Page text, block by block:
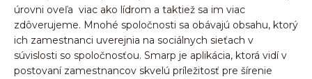
úrovni oveľa viac ako lídrom a taktiež sa im viac
zdôverujeme. Mnohé spoločnosti sa obávajú obsahu, ktorý
ich zamestnanci uverejnia na sociálnych sieťach v
súvislosti so spoločnosťou. Smarp je aplikácia, ktorá vidí v
postovaní zamestnancov skvelú príležitosť pre šírenie